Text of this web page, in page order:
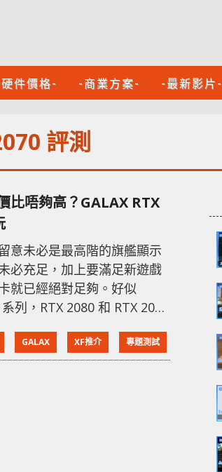
件價格- -商業方案- -最新影片-
評測
比唔夠高？GALAX RTX
意未必是最高階的旗艦顯示
必充足，加上要滿足新遊戲
就已經絕對足夠。好似
列，RTX 2080 和 RTX 2080
著低一級的 RTX 2070 解
信更能吸引到一班玩家，但
GALAX XF推介 專題測試